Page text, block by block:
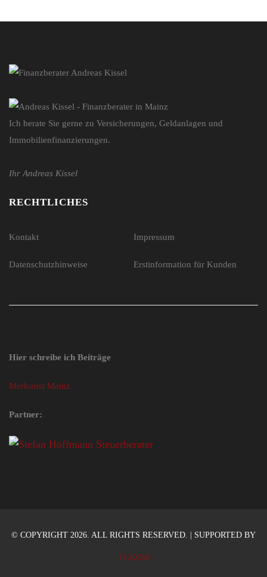
Ich berate Sie gerne zu Versicherungen, Geldanlagen und
Immobilienfinanzierungen.
Ihr Andreas Kissel
RECHTLICHES
Kontakt Impressum
Datenschutzhinweise Erstinformation für Kunden
Hier schreibe ich Beiträge
Merkurist Mainz
Partner:
© COPYRIGHT 2026. ALL RIGHTS RESERVED. | SUPPORTED BY
TGKOM